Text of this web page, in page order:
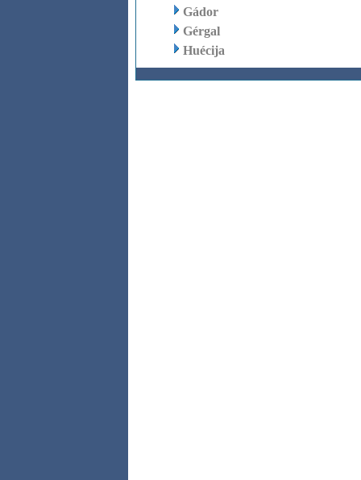
Gádor
Gérgal
Huécija